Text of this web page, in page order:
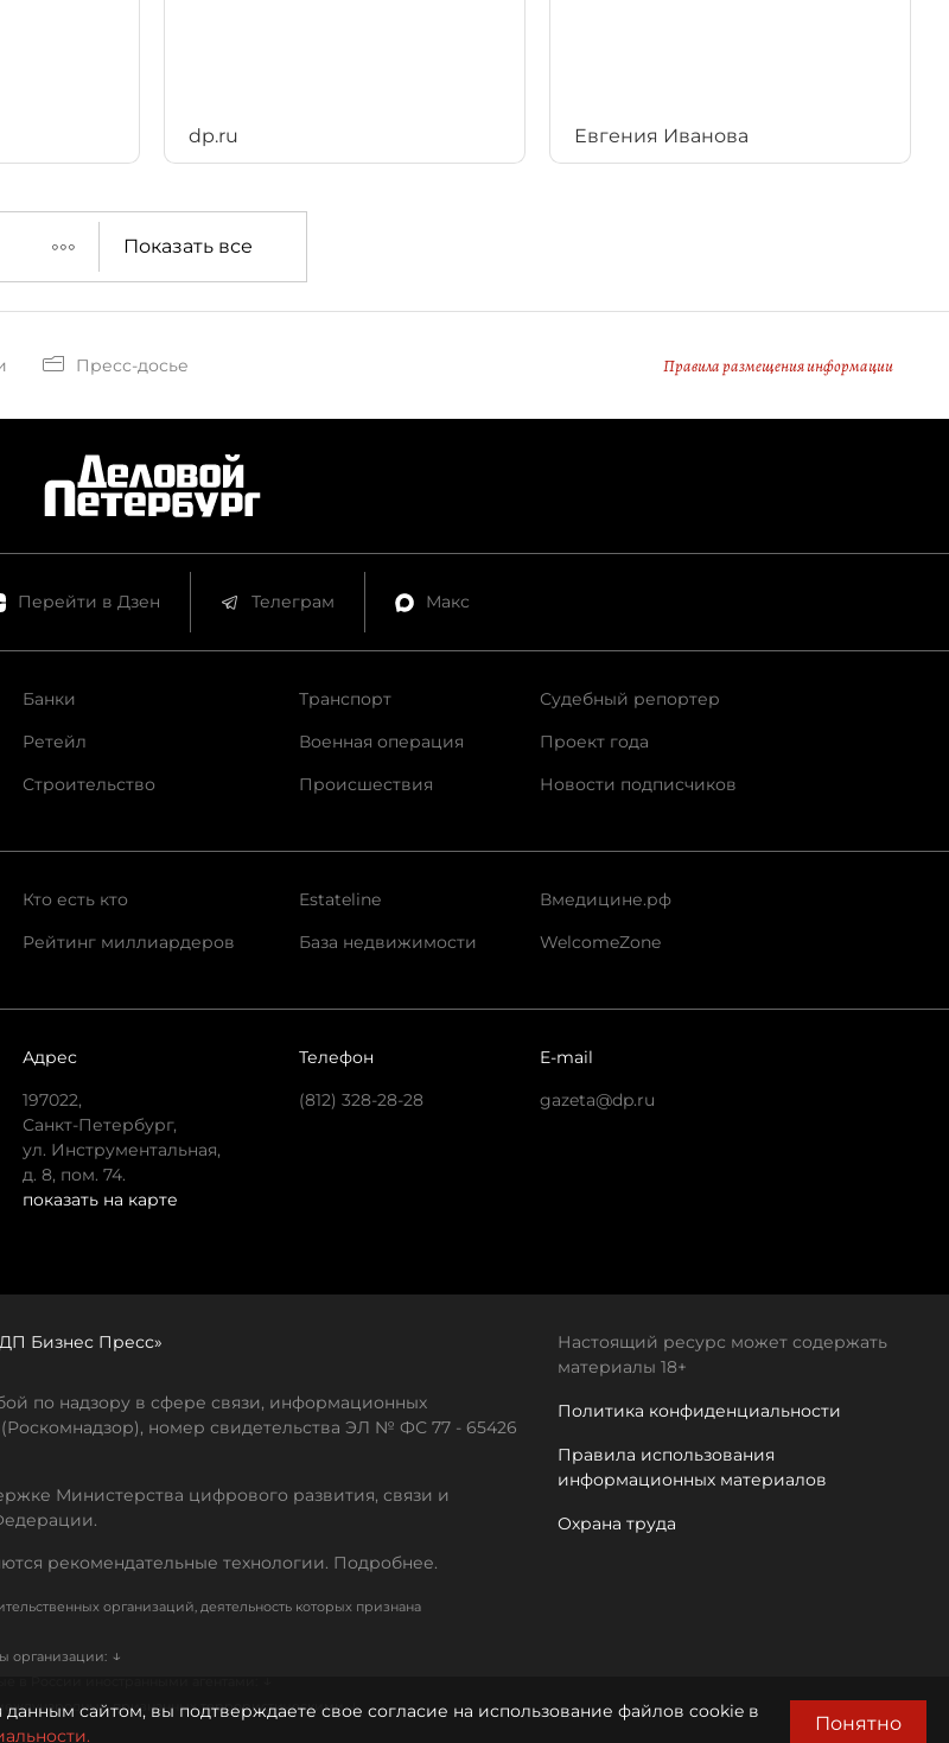
dp.ru Евгения Иванова
Показать все
Пресс-досье Правила размещения информации
Перейти в Дзен Телеграм Макс
Банки
Ретейл
Строительство
Транспорт
Военная операция
Происшествия
Судебный репортер
Проект года
Новости подписчиков
Кто есть кто
Рейтинг миллиардеров
Estateline
База недвижимости
Вмедицине.рф
WelcomeZone
Адрес
197022,
Санкт-Петербург,
ул. Инструментальная,
д. 8, пом. 74.
показать на карте
Телефон
(812) 328-28-28
E-mail
gazeta@dp.ru
Бизнес Пресс»
по надзору в сфере связи, информационных
номер свидетельства ЭЛ № ФС 77 - 65426
Министерства цифрового развития, связи и
рекомендательные технологии. Подробнее.
организаций, деятельность которых признана
организации: ↓
признанных террористическими↓
Настоящий ресурс может содержать
материалы 18+
Политика конфиденциальности
Правила использования
информационных материалов
Охрана труда
сайтом, вы подтверждаете свое согласие на использование файлов cookie в
Понятно